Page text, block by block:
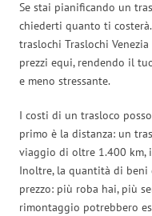
Se stai pianificando un
chiederti quanto ti
traslochi Traslochi
prezzi equi, rendendo il
e meno stressante.
I costi di un trasloco
primo è la distanza: un
viaggio di oltre 1.400 km,
Inoltre, la quantità di beni
prezzo: più roba hai, più
rimontaggio potrebbero